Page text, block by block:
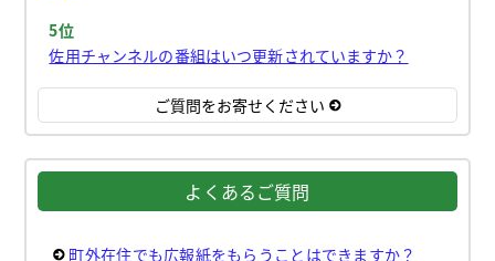
5位
佐用チャンネルの番組はいつ更新されていますか？
ご質問をお寄せください
よくあるご質問
町外在住でも広報紙をもらうことはできますか？